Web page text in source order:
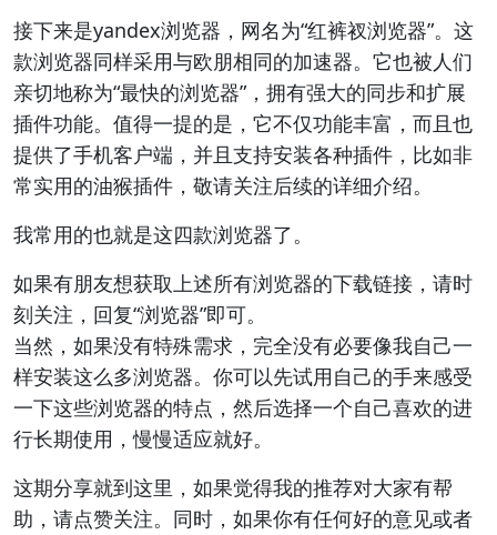
接下来是yandex浏览器，网名为“红裤衩浏览器”。这
款浏览器同样采用与欧朋相同的加速器。它也被人们
亲切地称为“最快的浏览器”，拥有强大的同步和扩展
插件功能。值得一提的是，它不仅功能丰富，而且也
提供了手机客户端，并且支持安装各种插件，比如非
常实用的油猴插件，敬请关注后续的详细介绍。
我常用的也就是这四款浏览器了。
如果有朋友想获取上述所有浏览器的下载链接，请时
刻关注，回复“浏览器”即可。
当然，如果没有特殊需求，完全没有必要像我自己一
样安装这么多浏览器。你可以先试用自己的手来感受
一下这些浏览器的特点，然后选择一个自己喜欢的进
行长期使用，慢慢适应就好。
这期分享就到这里，如果觉得我的推荐对大家有帮
助，请点赞关注。同时，如果你有任何好的意见或者